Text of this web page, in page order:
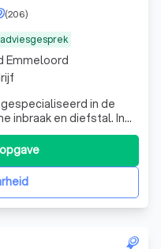
(206)
in de
inbraak en diefstal. In
uiteenloop van
werkt alleen
zodat u
Emmeloord